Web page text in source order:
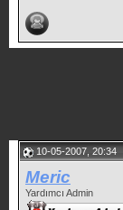
10-05-2007, 20:34
Meric
Yardımcı Admin